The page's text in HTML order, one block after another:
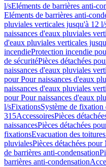
l/sEléments de barrières anti-
Eléments de barrières anti-
pluviales verticales jusqu'à 12 l/
naissances d'eaux pluviales
d'eaux pluviales verticales
incendieProtection incendie
de sécuritéPièces détachées
naissances d'eaux pluviales
pour Pour naissances d'eaux
naissances d'eaux pluviales
pour Pour naissances d'eaux
l/sFixationsSystème de fixation
315AccessoiresPièces
naissancesPièces détachées
fixationsEvacuation des
pluvialesPièces détachées
de barrières anti-condensation
barrières anti-condensation